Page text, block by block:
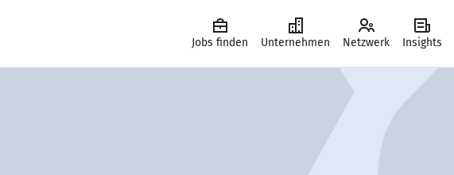
Jobs finden Unternehmen Netzwerk Insights